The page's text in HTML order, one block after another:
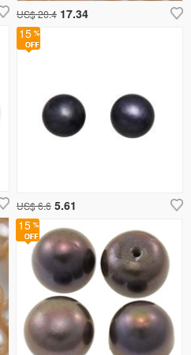
15
15
US$ 6.6 5.61
US$ 20.4 17.34